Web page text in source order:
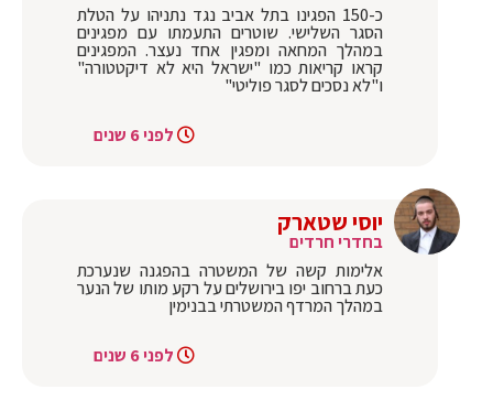
כ-150 הפגינו בתל אביב נגד נתניהו על הטלת
הסגר השלישי. שוטרים התעמתו עם מפגינים
במהלך המחאה ומפגין אחד נעצר. המפגינים
קראו קריאות כמו "ישראל היא לא דיקטטורה"
ו"לא נסכים לסגר פוליטי"
לפני 6 שנים
יוסי שטארק
בחדרי חרדים
אלימות קשה של המשטרה בהפגנה שנערכת
כעת ברחוב יפו בירושלים על רקע מותו של הנער
במהלך המרדף המשטרתי בבנימין
לפני 6 שנים